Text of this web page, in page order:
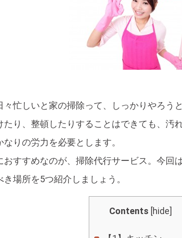
々忙しいと家の掃除って、しっかりやろう
たり、整頓したりすることはできても、汚
なりの労力を必要とします。
おすすめなのが、掃除代行サービス。今回
き場所を5つ紹介しましょう。
Contents [hide]